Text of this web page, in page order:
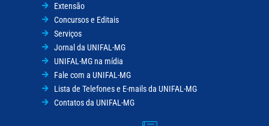
Extensão
Concursos e Editais
Serviços
Jornal da UNIFAL-MG
UNIFAL-MG na mídia
Fale com a UNIFAL-MG
Lista de Telefones e E-mails da UNIFAL-MG
Contatos da UNIFAL-MG